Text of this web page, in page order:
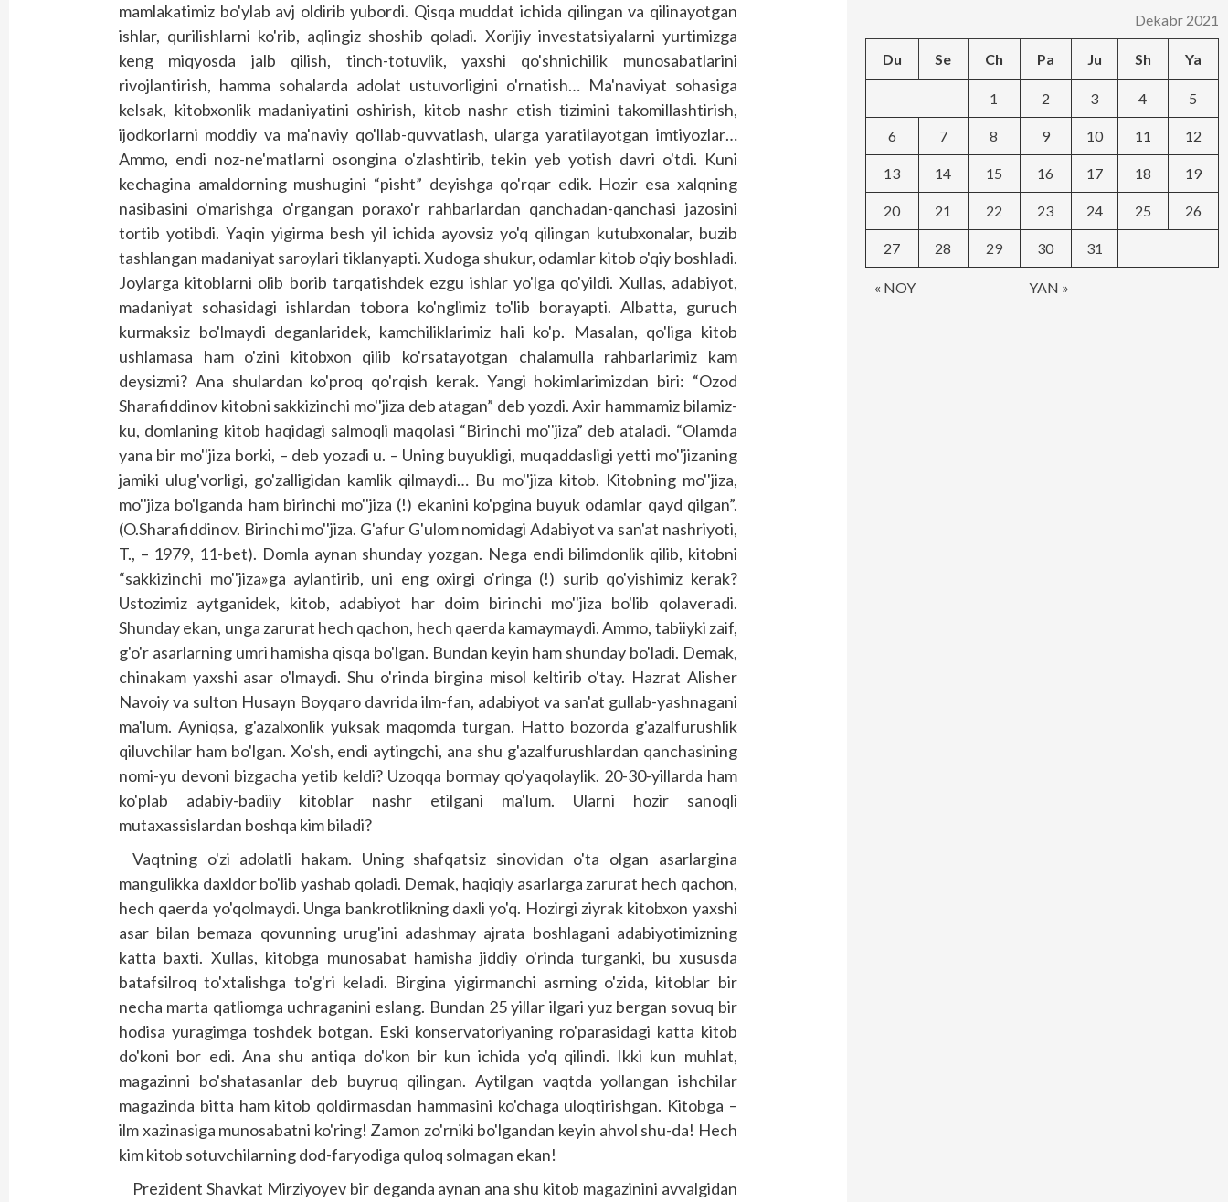
mamlakatimiz bo'ylab avj oldirib yubordi. Qisqa muddat ichida qilingan va qilinayotgan
ishlar, qurilishlarni ko'rib, aqlingiz shoshib qoladi. Xorijiy investatsiyalarni yurtimizga
keng miqyosda jalb qilish, tinch-totuvlik, yaxshi qo'shnichilik munosabatlarini
rivojlantirish, hamma sohalarda adolat ustuvorligini o'rnatish… Ma'naviyat sohasiga
kelsak, kitobxonlik madaniyatini oshirish, kitob nashr etish tizimini takomillashtirish,
ijodkorlarni moddiy va ma'naviy qo'llab-quvvatlash, ularga yaratilayotgan imtiyozlar…
Ammo, endi noz-ne'matlarni osongina o'zlashtirib, tekin yeb yotish davri o'tdi. Kuni
kechagina amaldorning mushugini “pisht” deyishga qo'rqar edik. Hozir esa xalqning
nasibasini o'marishga o'rgangan poraxo'r rahbarlardan qanchadan-qanchasi jazosini
tortib yotibdi. Yaqin yigirma besh yil ichida ayovsiz yo'q qilingan kutubxonalar, buzib
tashlangan madaniyat saroylari tiklanyapti. Xudoga shukur, odamlar kitob o'qiy boshladi.
Joylarga kitoblarni olib borib tarqatishdek ezgu ishlar yo'lga qo'yildi. Xullas, adabiyot,
madaniyat sohasidagi ishlardan tobora ko'nglimiz to'lib borayapti. Albatta, guruch
kurmaksiz bo'lmaydi deganlaridek, kamchiliklarimiz hali ko'p. Masalan, qo'liga kitob
ushlamasa ham o'zini kitobxon qilib ko'rsatayotgan chalamulla rahbarlarimiz kam
deysizmi? Ana shulardan ko'proq qo'rqish kerak. Yangi hokimlarimizdan biri: “Ozod
Sharafiddinov kitobni sakkizinchi mo''jiza deb atagan” deb yozdi. Axir hammamiz bilamiz-
ku, domlaning kitob haqidagi salmoqli maqolasi “Birinchi mo''jiza” deb ataladi. “Olamda
yana bir mo''jiza borki, – deb yozadi u. – Uning buyukligi, muqaddasligi yetti mo''jizaning
jamiki ulug'vorligi, go'zalligidan kamlik qilmaydi… Bu mo''jiza kitob. Kitobning mo''jiza,
mo''jiza bo'lganda ham birinchi mo''jiza (!) ekanini ko'pgina buyuk odamlar qayd qilgan”.
(O.Sharafiddinov. Birinchi mo''jiza. G'afur G'ulom nomidagi Adabiyot va san'at nashriyoti,
T., – 1979, 11-bet). Domla aynan shunday yozgan. Nega endi bilimdonlik qilib, kitobni
“sakkizinchi mo''jiza»ga aylantirib, uni eng oxirgi o'ringa (!) surib qo'yishimiz kerak?
Ustozimiz aytganidek, kitob, adabiyot har doim birinchi mo''jiza bo'lib qolaveradi.
Shunday ekan, unga zarurat hech qachon, hech qaerda kamaymaydi. Ammo, tabiiyki zaif,
g'o'r asarlarning umri hamisha qisqa bo'lgan. Bundan keyin ham shunday bo'ladi. Demak,
chinakam yaxshi asar o'lmaydi. Shu o'rinda birgina misol keltirib o'tay. Hazrat Alisher
Navoiy va sulton Husayn Boyqaro davrida ilm-fan, adabiyot va san'at gullab-yashnagani
ma'lum. Ayniqsa, g'azalxonlik yuksak maqomda turgan. Hatto bozorda g'azalfurushlik
qiluvchilar ham bo'lgan. Xo'sh, endi aytingchi, ana shu g'azalfurushlardan qanchasining
nomi-yu devoni bizgacha yetib keldi? Uzoqqa bormay qo'yaqolaylik. 20-30-yillarda ham
ko'plab adabiy-badiiy kitoblar nashr etilgani ma'lum. Ularni hozir sanoqli
mutaxassislardan boshqa kim biladi?
Vaqtning o'zi adolatli hakam. Uning shafqatsiz sinovidan o'ta olgan asarlargina
mangulikka daxldor bo'lib yashab qoladi. Demak, haqiqiy asarlarga zarurat hech qachon,
hech qaerda yo'qolmaydi. Unga bankrotlikning daxli yo'q. Hozirgi ziyrak kitobxon yaxshi
asar bilan bemaza qovunning urug'ini adashmay ajrata boshlagani adabiyotimizning
katta baxti. Xullas, kitobga munosabat hamisha jiddiy o'rinda turganki, bu xususda
batafsilroq to'xtalishga to'g'ri keladi. Birgina yigirmanchi asrning o'zida, kitoblar bir
necha marta qatliomga uchraganini eslang. Bundan 25 yillar ilgari yuz bergan sovuq bir
hodisa yuragimga toshdek botgan. Eski konservatoriyaning ro'parasidagi katta kitob
do'koni bor edi. Ana shu antiqa do'kon bir kun ichida yo'q qilindi. Ikki kun muhlat,
magazinni bo'shatasanlar deb buyruq qilingan. Aytilgan vaqtda yollangan ishchilar
magazinda bitta ham kitob qoldirmasdan hammasini ko'chaga uloqtirishgan. Kitobga –
ilm xazinasiga munosabatni ko'ring! Zamon zo'rniki bo'lgandan keyin ahvol shu-da! Hech
kim kitob sotuvchilarning dod-faryodiga quloq solmagan ekan!
Prezident Shavkat Mirziyoyev bir deganda aynan ana shu kitob magazinini avvalgidan
Dekabr 2021
Du Se Ch Pa Ju Sh Ya
« NOY YAN »
1 2 3 4 5
6 7 8 9 10 11 12
13 14 15 16 17 18 19
20 21 22 23 24 25 26
27 28 29 30 31